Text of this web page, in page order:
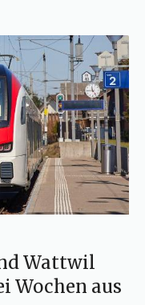
Wattwil
Wochen aus